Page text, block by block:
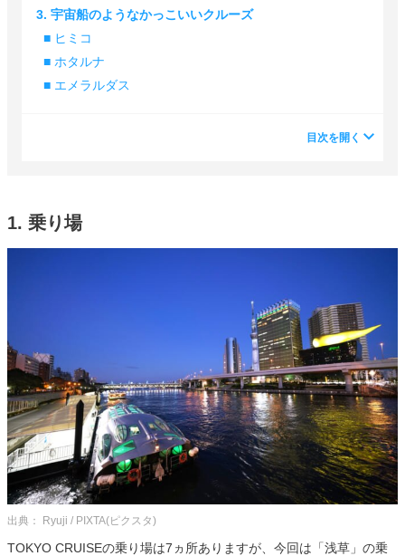
3. 宇宙船のようなかっこいいクルーズ
■ ヒミコ
■ ホタルナ
■ エメラルダス
目次を開く
1. 乗り場
出典： Ryuji / PIXTA(ピクスタ)
TOKYO CRUISEの乗り場は7ヵ所ありますが、今回は「浅草」の乗